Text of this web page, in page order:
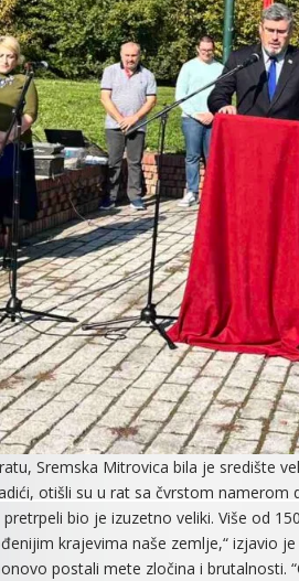
Sremska Mitrovica bila je središte
otišli su u rat sa čvrstom
bio je izuzetno veliki. Više od
krajevima naše zemlje,“ izjavio
postali mete zločina i brutalnosti.